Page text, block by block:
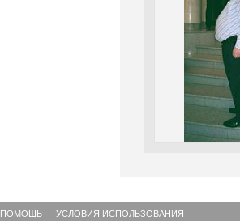
ПОМОЩЬ УСЛОВИЯ ИСПОЛЬЗОВАНИЯ